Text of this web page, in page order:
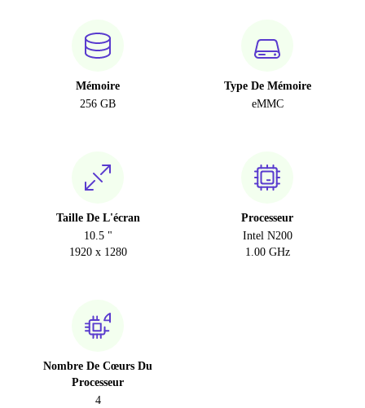
Mémoire
256 GB
Type De Mémoire
eMMC
Taille De L'écran
10.5 "
1920 x 1280
Processeur
Intel N200
1.00 GHz
Nombre De Cœurs Du
Processeur
4